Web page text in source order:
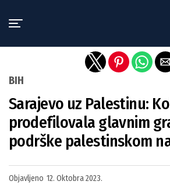
BIH
Sarajevo uz Palestinu:
prodefilovala glavnim
podrške palestinskom
Objavljeno 12. Oktobra 2023.